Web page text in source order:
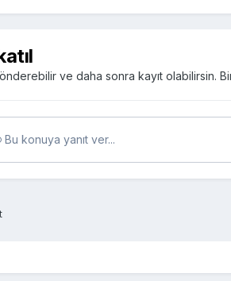
ve daha sonra kayıt olabilirsin.
Bu konuya yanıt ver...